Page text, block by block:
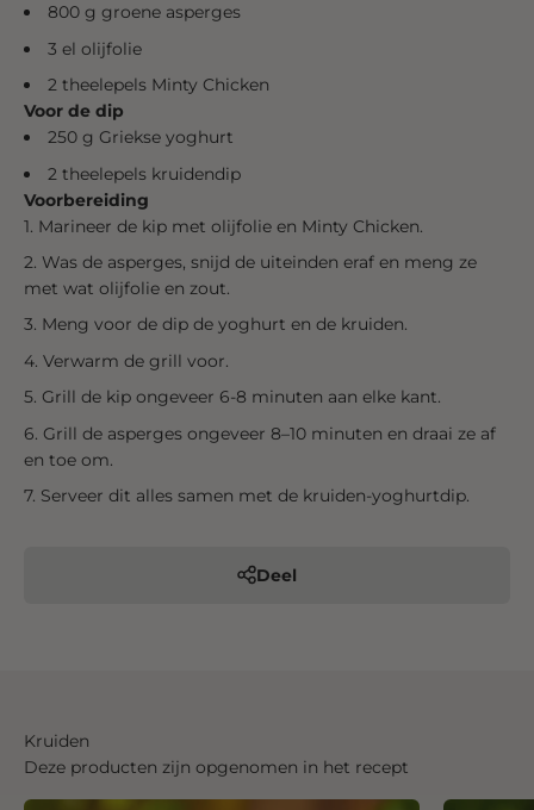
800 g groene asperges
3 el olijfolie
2 theelepels Minty Chicken
Voor de dip
250 g Griekse yoghurt
2 theelepels kruidendip
Voorbereiding
Marineer de kip met olijfolie en Minty Chicken.
Was de asperges, snijd de uiteinden eraf en meng ze
met wat olijfolie en zout.
Meng voor de dip de yoghurt en de kruiden.
Verwarm de grill voor.
Grill de kip ongeveer 6-8 minuten aan elke kant.
Grill de asperges ongeveer 8–10 minuten en draai ze af
en toe om.
Serveer dit alles samen met de kruiden-yoghurtdip.
Deel
Kruiden
Deze producten zijn opgenomen in het recept